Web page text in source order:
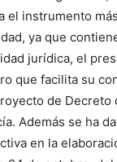
instrumento
ya que
jurídica, el
que facilita su
de
Además se ha
en la